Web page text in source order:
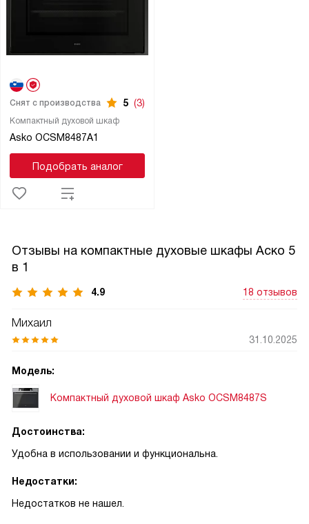
Компактный духовой шкаф
Asko OCSM8487A1
Снят с производства 5 (3)
Подобрать аналог
Отзывы на компактные духовые шкафы Аско 5
в 1
4.9 18 отзывов
Михаил
31.10.2025
Модель:
Компактный духовой шкаф Asko OCSM8487S
Достоинства:
Удобна в использовании и функциональна.
Недостатки:
Недостатков не нашел.